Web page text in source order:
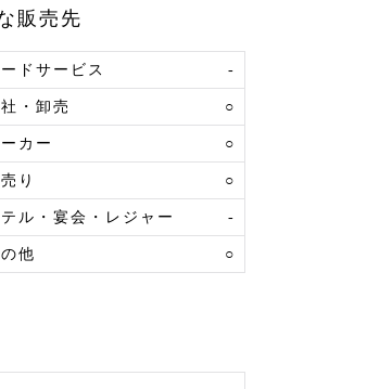
販売先
ドサービス -
・卸売 ○
ーカー ○
り ○
ル・宴会・レジャー -
他 ○